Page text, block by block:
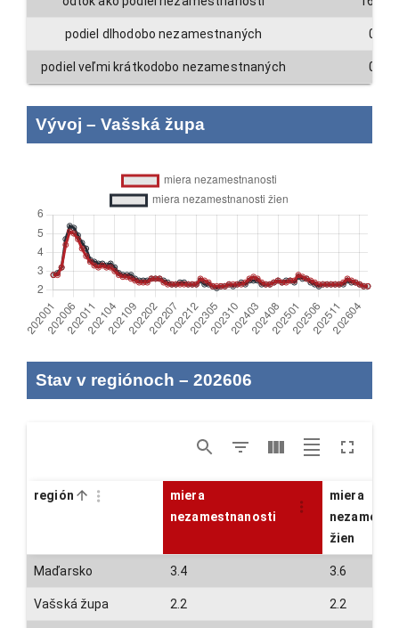
podiel dlhodobo nezamestnaných 0
podiel veľmi krátkodobo nezamestnaných 0
Vývoj – Vašská župa
Stav v regiónoch – 202606
región
miera
nezamestnanosti
miera
žien
Maďarsko 3.4 3.6
Vašská župa 2.2 2.2